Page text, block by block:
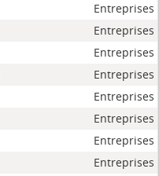
Entreprises
Entreprises
Entreprises
Entreprises
Entreprises
Entreprises
Entreprises
Entreprises